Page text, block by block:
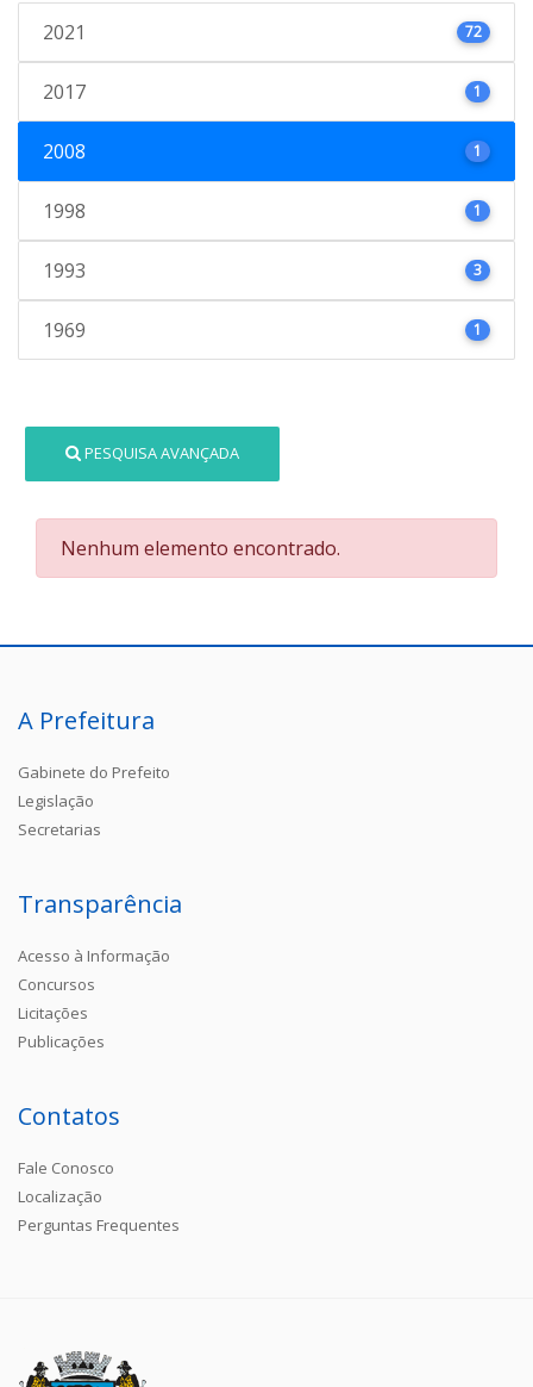
2021 72
2017 1
2008 1
1998 1
1993 3
1969 1
PESQUISA AVANÇADA
Nenhum elemento encontrado.
A Prefeitura
Gabinete do Prefeito
Legislação
Secretarias
Transparência
Acesso à Informação
Concursos
Licitações
Publicações
Contatos
Fale Conosco
Localização
Perguntas Frequentes